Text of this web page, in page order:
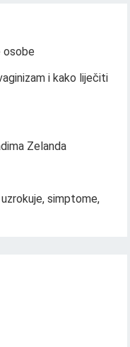
osobe
i kako liječiti
Zelanda
simptome,